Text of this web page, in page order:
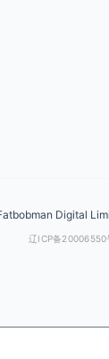
Digital
辽ICP备20006550